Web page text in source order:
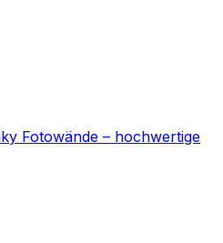
Fotowände – hochwertige